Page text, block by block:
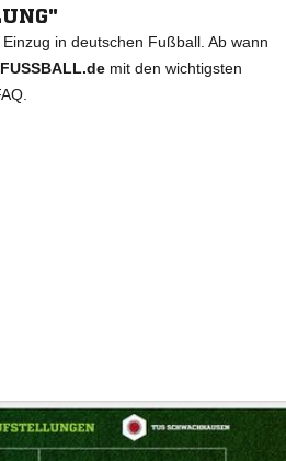
in deutschen Fußball. Ab wann
FUSSBALL.de mit den wichtigsten